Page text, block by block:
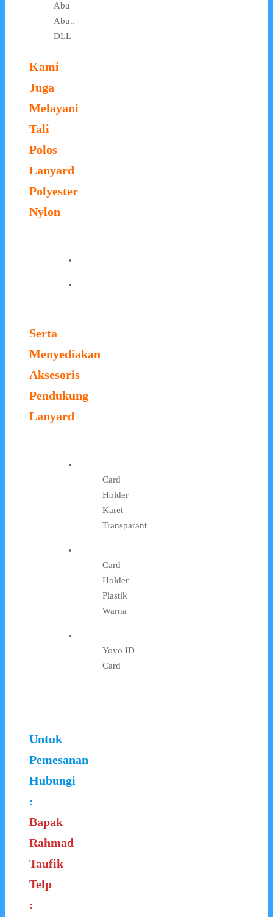
Abu
Abu..
DLL
Kami
Juga
Melayani
Tali
Polos
Lanyard
Polyester
Nylon
Serta
Menyediakan
Aksesoris
Pendukung
Lanyard
Card
Holder
Karet
Transparant
Card
Holder
Plastik
Warna
Yoyo ID
Card
Untuk
Pemesanan
Hubungi
:
Bapak
Rahmad
Taufik
Telp
: